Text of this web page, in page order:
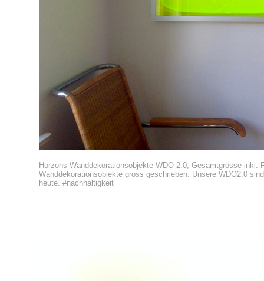
Horzons Wanddekorationsobjekte WDO 2.0, Gesamtgrösse inkl.
Wanddekorationsobjekte gross geschrieben. Unsere WDO2.0
heute. #nachhaltigkeit